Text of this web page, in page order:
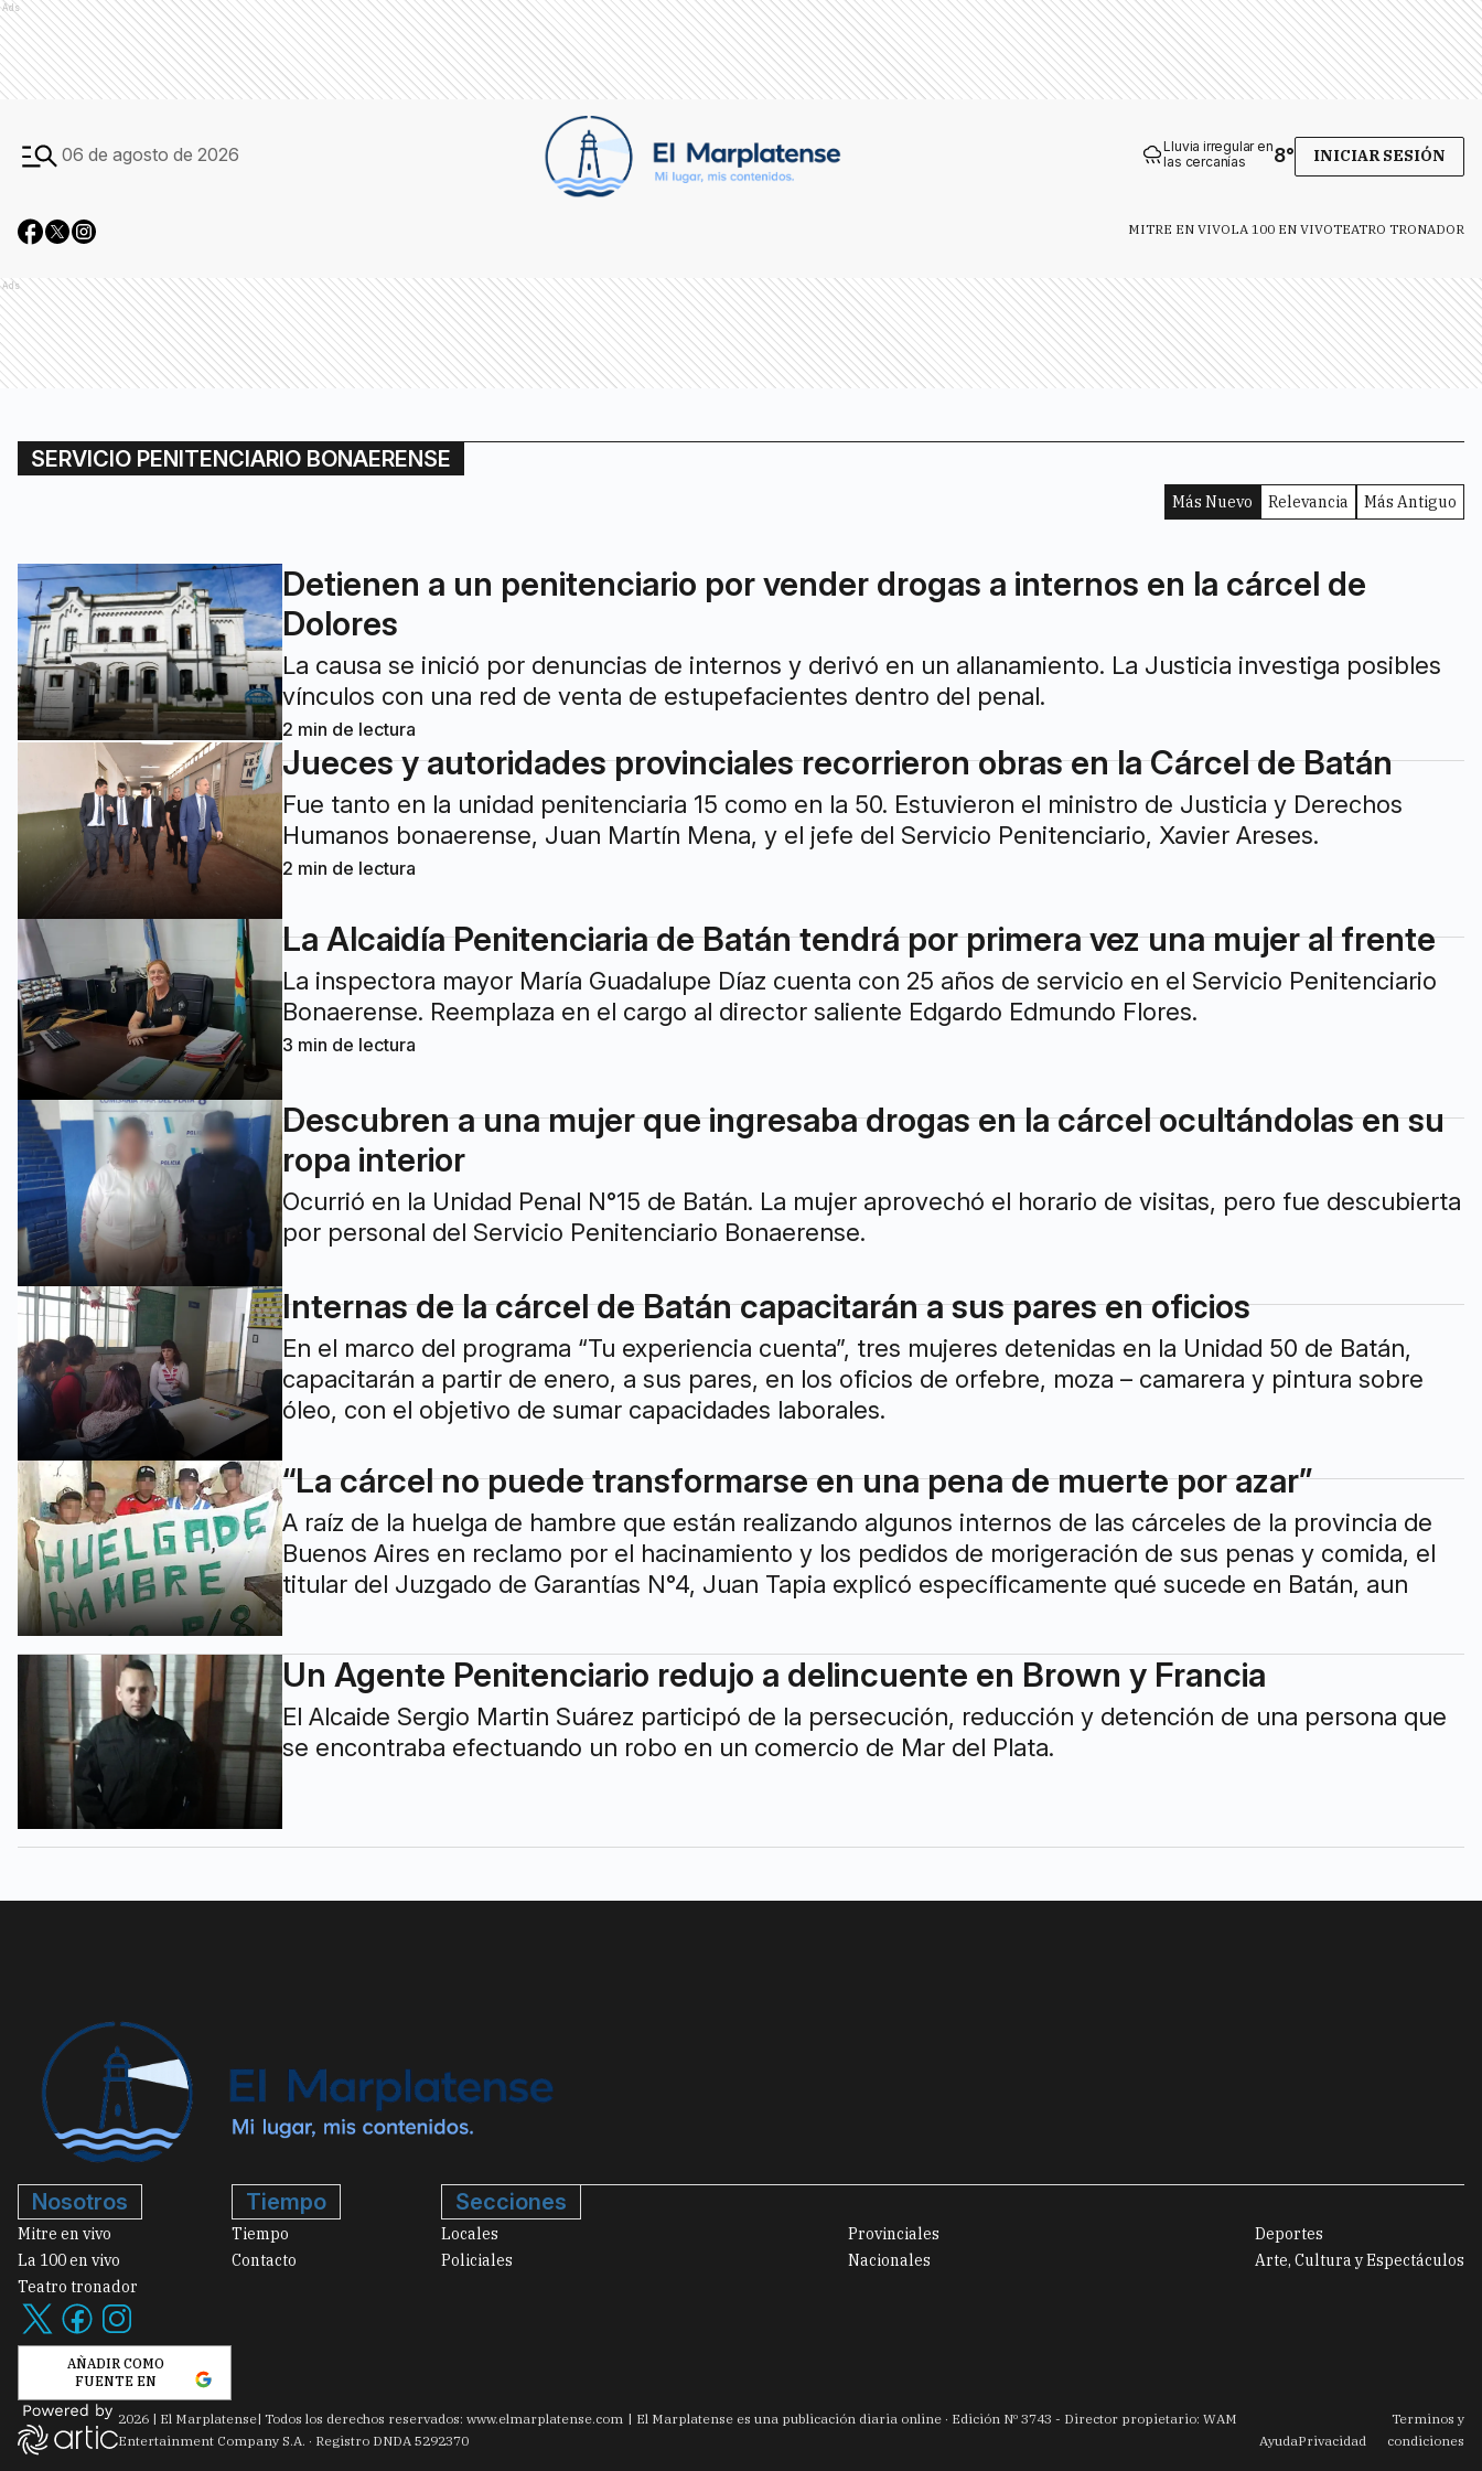
Ads
06 de agosto de 2026
Lluvia irregular en
las cercanías
8° INICIAR SESIÓN
MITRE EN VIVOLA 100 EN VIVOTEATRO TRONADOR
Ads
SERVICIO PENITENCIARIO BONAERENSE
Más Nuevo Relevancia Más Antiguo
Detienen a un penitenciario por vender drogas a internos en la cárcel de
Dolores
La causa se inició por denuncias de internos y derivó en un allanamiento. La Justicia investiga posibles
vínculos con una red de venta de estupefacientes dentro del penal.
2 min de lectura
Jueces y autoridades provinciales recorrieron obras en la Cárcel de Batán
Fue tanto en la unidad penitenciaria 15 como en la 50. Estuvieron el ministro de Justicia y Derechos
Humanos bonaerense, Juan Martín Mena, y el jefe del Servicio Penitenciario, Xavier Areses.
2 min de lectura
La Alcaidía Penitenciaria de Batán tendrá por primera vez una mujer al frente
La inspectora mayor María Guadalupe Díaz cuenta con 25 años de servicio en el Servicio Penitenciario
Bonaerense. Reemplaza en el cargo al director saliente Edgardo Edmundo Flores.
3 min de lectura
Descubren a una mujer que ingresaba drogas en la cárcel ocultándolas en su
ropa interior
Ocurrió en la Unidad Penal N°15 de Batán. La mujer aprovechó el horario de visitas, pero fue descubierta
por personal del Servicio Penitenciario Bonaerense.
Internas de la cárcel de Batán capacitarán a sus pares en oficios
En el marco del programa “Tu experiencia cuenta”, tres mujeres detenidas en la Unidad 50 de Batán,
capacitarán a partir de enero, a sus pares, en los oficios de orfebre, moza – camarera y pintura sobre
óleo, con el objetivo de sumar capacidades laborales.
“La cárcel no puede transformarse en una pena de muerte por azar”
A raíz de la huelga de hambre que están realizando algunos internos de las cárceles de la provincia de
Buenos Aires en reclamo por el hacinamiento y los pedidos de morigeración de sus penas y comida, el
titular del Juzgado de Garantías N°4, Juan Tapia explicó específicamente qué sucede en Batán, aun
Un Agente Penitenciario redujo a delincuente en Brown y Francia
El Alcaide Sergio Martin Suárez participó de la persecución, reducción y detención de una persona que
se encontraba efectuando un robo en un comercio de Mar del Plata.
Nosotros
Mitre en vivo
La 100 en vivo
Teatro tronador
AÑADIR COMO
FUENTE EN
Tiempo
Tiempo
Contacto
Secciones
Locales
Policiales
Provinciales
Nacionales
Deportes
Arte, Cultura y Espectáculos
2026 | El Marplatense| Todos los derechos reservados: www.elmarplatense.com El Marplatense es una publicación diaria online · Edición Nº 3743 - Director propietario: WAM
Entertainment Company S.A. · Registro DNDA 5292370
AyudaPrivacidad
Terminos y
condiciones